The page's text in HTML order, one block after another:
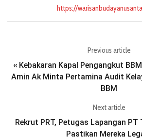
https://
Previous article
« Kebakaran Kapal Pengangkut
Amin Ak Minta Pertamina Audit
BBM
Next article
Rekrut PRT, Petugas Lapangan
Pastikan Mereka